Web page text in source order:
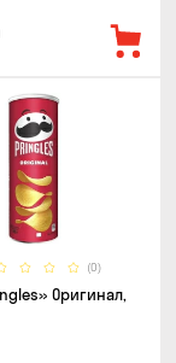
(0)
Оригинал,